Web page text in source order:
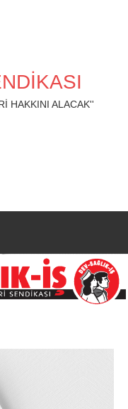
HAKKINI ALACAK''